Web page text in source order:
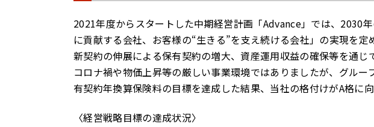
2021年度からスタートした中期経営計画「Advance」では、2030
に貢献する会社、お客様の“生きる”を支え続ける会社」の実現を
新契約の伸展による保有契約の増大、資産運用収益の確保等を通じ
コロナ禍や物価上昇等の厳しい事業環境ではありましたが、グル
有契約年換算保険料の目標を達成した結果、当社の格付けがA格に向
〈経営戦略目標の達成状況〉